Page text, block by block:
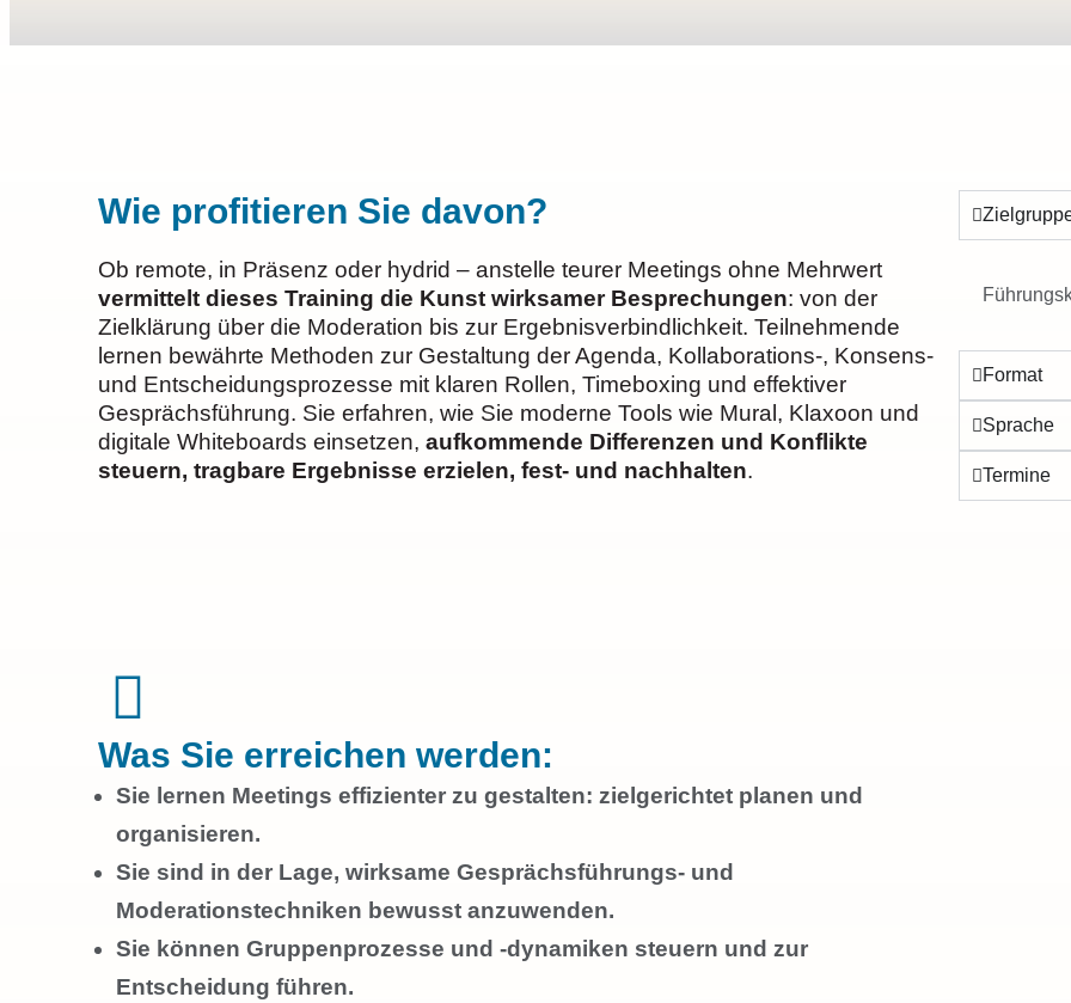
Wie profitieren Sie davon?
Ob remote, in Präsenz oder hydrid – anstelle teurer Meetings ohne Mehrwert
vermittelt dieses Training die Kunst wirksamer Besprechungen: von der
Zielklärung über die Moderation bis zur Ergebnisverbindlichkeit. Teilnehmende
lernen bewährte Methoden zur Gestaltung der Agenda, Kollaborations-, Konsens-
und Entscheidungsprozesse mit klaren Rollen, Timeboxing und effektiver
Gesprächsführung. Sie erfahren, wie Sie moderne Tools wie Mural, Klaxoon und
digitale Whiteboards einsetzen, aufkommende Differenzen und Konflikte
steuern, tragbare Ergebnisse erzielen, fest- und nachhalten.
Format
Sprache
Termine
Was Sie erreichen werden:
Sie lernen Meetings effizienter zu gestalten: zielgerichtet planen und
organisieren.
Sie sind in der Lage, wirksame Gesprächsführungs- und
Moderationstechniken bewusst anzuwenden.
Sie können Gruppenprozesse und -dynamiken steuern und zur
Entscheidung führen.